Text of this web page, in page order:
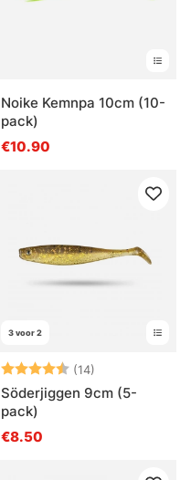
Noike Kemnpa 10cm (10-
pack)
€10.90
3 voor 2
Beoordeling:
(14)
Söderjiggen 9cm (5-
pack)
€8.50